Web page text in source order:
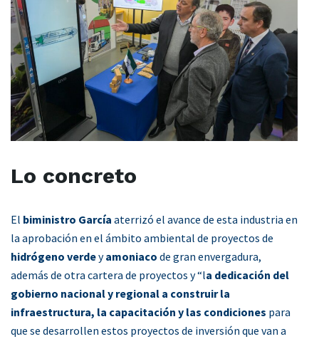
Lo concreto
El biministro García aterrizó el avance de esta industria en
la aprobación en el ámbito ambiental de proyectos de
hidrógeno verdeyamoniaco de gran envergadura,
además de otra cartera de proyectos y “la dedicación del
gobierno nacional y regional a construir la
infraestructura, la capacitación y las condiciones para
que se desarrollen estos proyectos de inversión que van a